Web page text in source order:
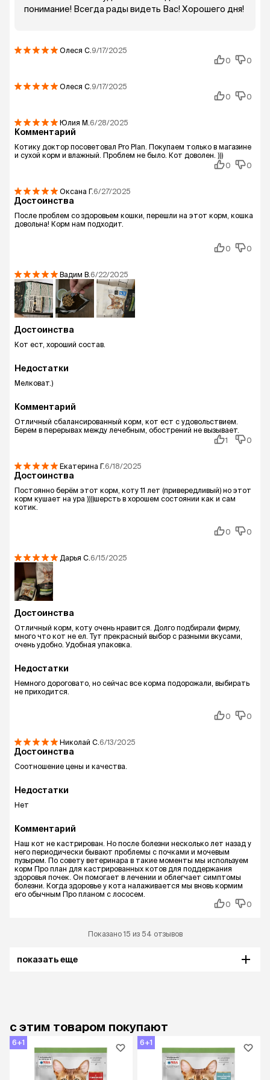
понимание! Всегда рады видеть Вас! Хорошего дня!
Олеся С. 9/17/2025
0
0
Олеся С. 9/17/2025
0
0
Юлия М. 6/28/2025
Комментарий
Котику доктор посоветовал Pro Plan. Покупаем только в магазине
и сухой корм и влажный. Проблем не было. Кот доволен. )))
0
0
Оксана Г.6/27/2025
Достоинства
После проблем со здоровьем кошки, перешли на этот корм, кошка
довольна! Корм нам подходит.
0 0
Вадим В. 6/22/2025
Достоинства
Кот ест, хороший состав.
Недостатки
Мелковат.)
Комментарий
Отличный сбалансированный корм, кот ест с удовольствием.
Берем в перерывах между лечебным, обострений не вызывает.
1
0
Екатерина Г.6/18/2025
Достоинства
Постоянно берём этот корм, коту 11 лет (привередливый) но этот
корм кушает на ура ))))шерсть в хорошем состоянии как и сам
котик.
0 0
Дарья С. 6/15/2025
Достоинства
Отличный корм, коту очень нравится. Долго подбирали фирму,
много что кот не ел. Тут прекрасный выбор с разными вкусами,
очень удобно. Удобная упаковка.
Недостатки
Немного дороговато, но сейчас все корма подорожали, выбирать
не приходится.
0 0
Николай С. 6/13/2025
Достоинства
Соотношение цены и качества.
Недостатки
Нет
Комментарий
Наш кот не кастрирован. Но после болезни несколько лет назад у
него периодически бывают проблемы с почками и мочевым
пузырем. По совету ветеринара в такие моменты мы используем
корм Про план для кастрированных котов для поддержания
здоровья почек. Он помогает в лечении и облегчает симптомы
болезни. Когда здоровье у кота налаживается мы вновь кормим
его обычным Про планом с лососем.
0
0
Показано 15 из 54 отзывов
показать еще
с этим товаром покупают
6+1 6+1